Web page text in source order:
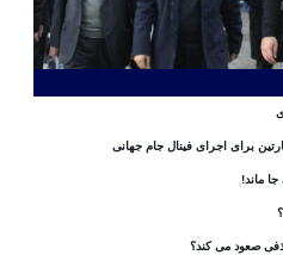
برای اجرای فینال جام جهانی
ماند!
صعود می کند؟